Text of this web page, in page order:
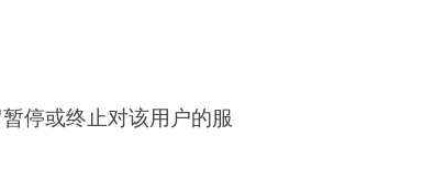
暂停或终止对该用户的服